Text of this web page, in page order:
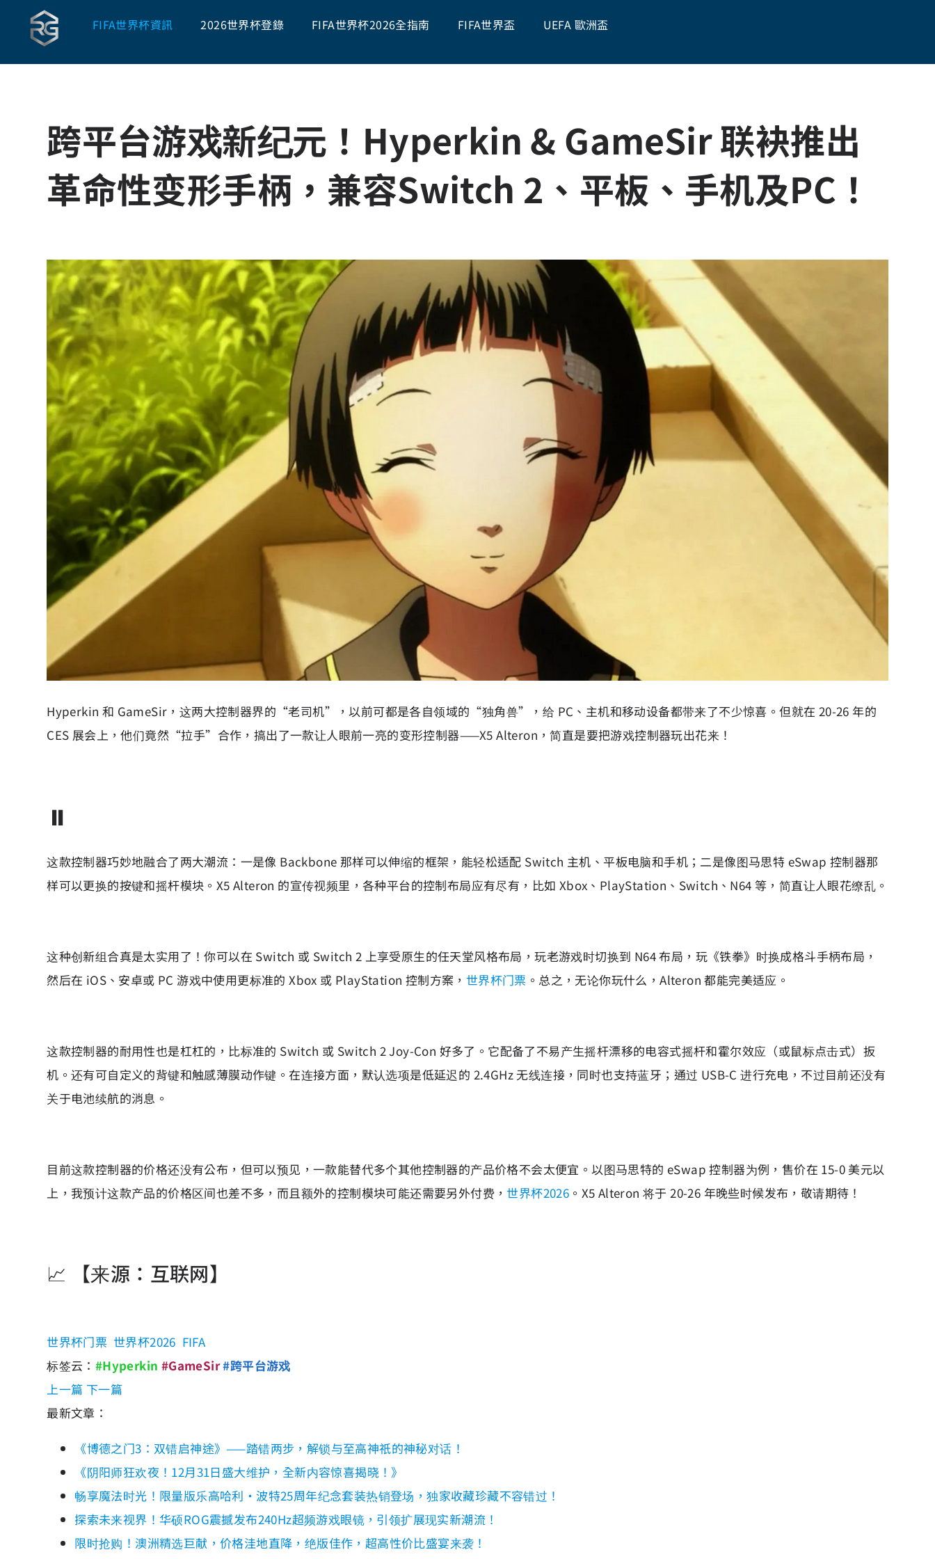
FIFA世界杯資訊 2026世界杯登錄 FIFA世界杯2026全指南 FIFA世界盃 UEFA 歐洲盃
跨平台游戏新纪元！Hyperkin & GameSir 联袂推出
革命性变形手柄，兼容Switch 2、平板、手机及PC！
Hyperkin 和 GameSir，这两大控制器界的“老司机”，以前可都是各自领域的“独角兽”，给 PC、主机和移动设备都带来了不少惊喜。但就在 20-26 年的
CES 展会上，他们竟然“拉手”合作，搞出了一款让人眼前一亮的变形控制器——X5 Alteron，简直是要把游戏控制器玩出花来！
⏸️
这款控制器巧妙地融合了两大潮流：一是像 Backbone 那样可以伸缩的框架，能轻松适配 Switch 主机、平板电脑和手机；二是像图马思特 eSwap 控制器那
样可以更换的按键和摇杆模块。X5 Alteron 的宣传视频里，各种平台的控制布局应有尽有，比如 Xbox、PlayStation、Switch、N64 等，简直让人眼花缭乱。
这种创新组合真是太实用了！你可以在 Switch 或 Switch 2 上享受原生的任天堂风格布局，玩老游戏时切换到 N64 布局，玩《铁拳》时换成格斗手柄布局，
然后在 iOS、安卓或 PC 游戏中使用更标准的 Xbox 或 PlayStation 控制方案， 世界杯门票 。总之，无论你玩什么，Alteron 都能完美适应。
这款控制器的耐用性也是杠杠的，比标准的 Switch 或 Switch 2 Joy-Con 好多了。它配备了不易产生摇杆漂移的电容式摇杆和霍尔效应（或鼠标点击式）扳
机。还有可自定义的背键和触感薄膜动作键。在连接方面，默认选项是低延迟的 2.4GHz 无线连接，同时也支持蓝牙；通过 USB-C 进行充电，不过目前还没有
关于电池续航的消息。
目前这款控制器的价格还没有公布，但可以预见，一款能替代多个其他控制器的产品价格不会太便宜。以图马思特的 eSwap 控制器为例，售价在 15-0 美元以
上，我预计这款产品的价格区间也差不多，而且额外的控制模块可能还需要另外付费，世界杯2026 。X5 Alteron 将于 20-26 年晚些时候发布，敬请期待！
📈 【来源：互联网】
世界杯门票 世界杯2026 FIFA
标签云： #Hyperkin #GameSir#跨平台游戏
上一篇 下一篇
最新文章：
《博德之门3：双错启神途》——踏错两步，解锁与至高神祇的神秘对话！
《阴阳师狂欢夜！12月31日盛大维护，全新内容惊喜揭晓！》
畅享魔法时光！限量版乐高哈利·波特25周年纪念套装热销登场，独家收藏珍藏不容错过！
探索未来视界！华硕ROG震撼发布240Hz超频游戏眼镜，引领扩展现实新潮流！
限时抢购！澳洲精选巨献，价格洼地直降，绝版佳作，超高性价比盛宴来袭！